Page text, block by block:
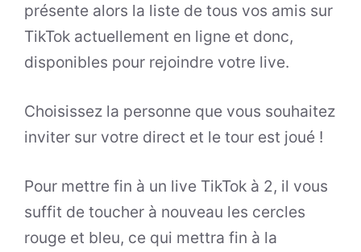
présente alors la liste de tous vos amis sur
TikTok actuellement en ligne et donc,
disponibles pour rejoindre votre live.
Choisissez la personne que vous souhaitez
inviter sur votre direct et le tour est joué !
Pour mettre fin à un live TikTok à 2, il vous
suffit de toucher à nouveau les cercles
rouge et bleu, ce qui mettra fin à la